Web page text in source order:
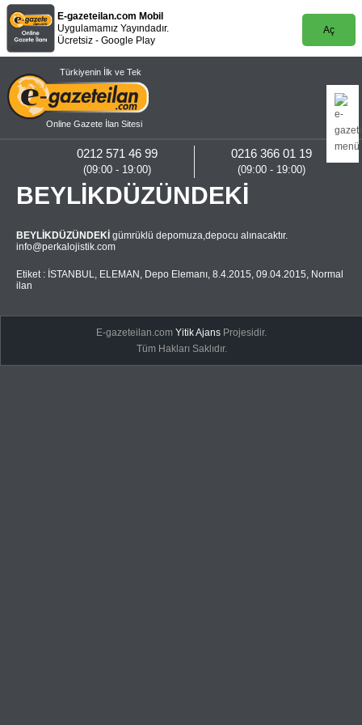
E-gazeteilan.com Mobil
Uygulamamız Yayındadır.
Ücretsiz - Google Play
Aç
Türkiyenin İlk ve Tek
Online Gazete İlan Sitesi
0216 366 01 19
(09:00 - 19:00)
0212 571 46 99
(09:00 - 19:00)
BEYLİKDÜZÜNDEKİ
BEYLİKDÜZÜNDEKİ gümrüklü depomuza,depocu alınacaktır.
info@perkalojistik.com
Etiket : İSTANBUL, ELEMAN , Depo Elemanı, 8.4.2015, 09.04.2015, Normal
ilan
E-gazeteilan.comYitik Ajans Projesidir.
Tüm Hakları Saklıdır.